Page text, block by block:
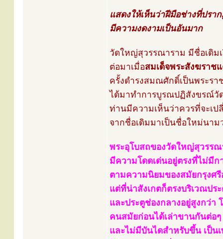
แสดงให้เห็นว่าฝีมือช่างที่ปรา
มีความงดงามเป็นอันมาก
วัดใหญ่สุวรรณาราม มีชื่อเดิม
ต่อมาเมื่อสมเด็จพระสังฆราช
ครั้งดำรงสมณศักดิ์เป็นพระร
ได้มาทำการบูรณปฏิสังขรณ์วั
ท่านมีความเห็นว่าควรที่จะเป
จากชื่อเดิมมาเป็นชื่อใหม่นา
พระอุโบสถของวัดใหญ่สุวรรณ
มีความโดดเด่นอยู่ตรงที่ไม่มีก
ตามความนิยมของสมัยกรุงศ
แต่ที่น่าสังเกตก็ตรงบริเวณปร
และประตูช่องกลางอยู่สูงกว่
คนสมัยก่อนได้เล่าขานกันต่อ
และไม่มีบันไดสำหรับขึ้น เป็น